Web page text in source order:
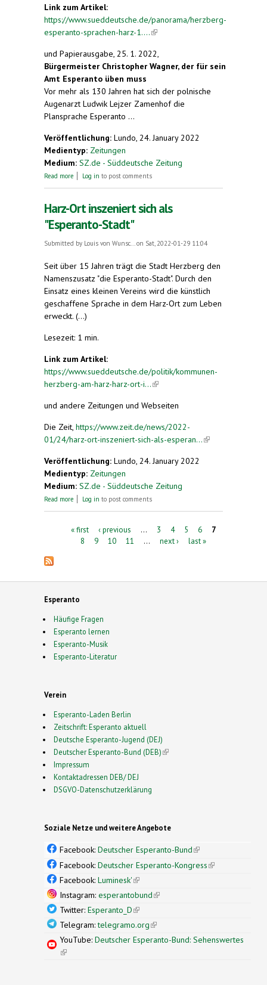
Link zum Artikel:
https://www.sueddeutsche.de/panorama/herzberg-
esperanto-sprachen-harz-1....(link is external)
und Papierausgabe, 25. 1. 2022,
Bürgermeister Christopher Wagner, der für sein
Amt Esperanto üben muss
Vor mehr als 130 Jahren hat sich der polnische
Augenarzt Ludwik Lejzer Zamenhof die
Plansprache Esperanto ...
Veröffentlichung: Lundo, 24. January 2022
Medientyp: Zeitungen
Medium: SZ.de - Süddeutsche Zeitung
Read more about "Esperanto hat in Herzberg eine lange
Log in to post comments
Harz-Ort inszeniert sich als
"Esperanto-Stadt"
Submitted by Louis von Wunsc...on Sat, 2022-01-29 11:04
Seit über 15 Jahren trägt die Stadt Herzberg den
Namenszusatz "die Esperanto-Stadt". Durch den
Einsatz eines kleinen Vereins wird die künstlich
geschaffene Sprache in dem Harz-Ort zum Leben
erweckt. (...)
Lesezeit: 1 min.
Link zum Artikel:
https://www.sueddeutsche.de/politik/kommunen-
herzberg-am-harz-harz-ort-i...(link is external)
und andere Zeitungen und Webseiten
Die Zeit, https://www.zeit.de/news/2022-
01/24/harz-ort-inszeniert-sich-als-esperan...(link is
Veröffentlichung: Lundo, 24. January 2022
Medientyp: Zeitungen
Medium: SZ.de - Süddeutsche Zeitung
Read more about Harz-Ort inszeniert sich als "Esperanto-
Log in to post comments
Pages« first ‹ previous … 3 4 5 6
7
8
9 10 11 … next › last »
Esperanto
Häufige Fragen
Esperanto lernen
Esperanto-Musik
Esperanto-Literatur
Verein
Esperanto-Laden Berlin
Zeitschrift: Esperanto aktuell
Deutsche Esperanto-Jugend (DEJ)
Deutscher Esperanto-Bund (DEB)(link is external)
Impressum
Kontaktadressen DEB/ DEJ
DSGVO-Datenschutzerklärung
Soziale Netze und weitere Angebote
Facebook: Deutscher Esperanto-Bund(link is
external)
Facebook: Deutscher Esperanto-Kongress(link is
Facebook: Luminesk'(link is external)
Instagram: esperantobund(link is external)
Twitter: Esperanto_D(link is external)
Telegram:telegramo.org(link is external)
YouTube: Deutscher Esperanto-Bund: Sehenswertes
(link is external)